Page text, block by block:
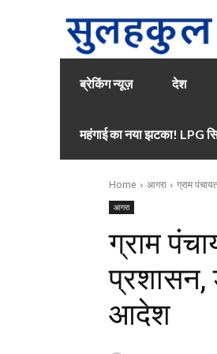
ब्रेकिंग न्यूज़ देश
महंगाई का नया झटका! LPG
Home आगरा ग्राम
आगरा
ग्राम
प्रशासन,
आदेश